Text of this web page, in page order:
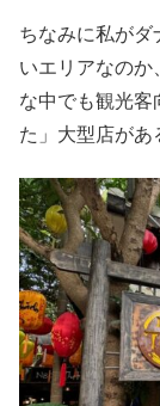
ちなみに私がダ
いエリアなのか
な中でも観光客
た」大型店があ